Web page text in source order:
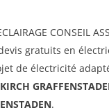
CONSEIL
gratuits en
de électricité
.